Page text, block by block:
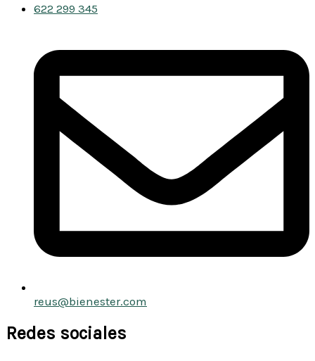
622 299 345
reus@bienester.com
Redes sociales